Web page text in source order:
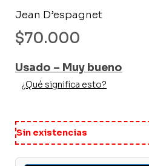
Jean D’espagnet
$70.000
Usado – Muy bueno
¿Qué significa esto?
Sin existencias